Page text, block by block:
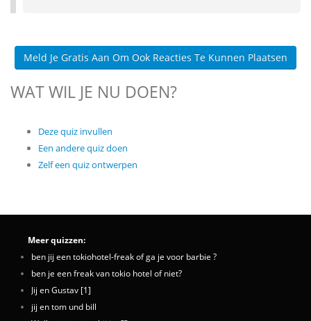
Meld Je Gratis Aan Om Ook Reacties Te Kunnen Plaatsen
WAT WIL JE NU DOEN?
Deze quiz invullen
Een andere quiz doen
Zelf een quiz ontwerpen
Meer quizzen:
ben jij een tokiohotel-freak of ga je voor barbie ?
ben je een freak van tokio hotel of niet?
Jij en Gustav [1]
jij en tom und bill